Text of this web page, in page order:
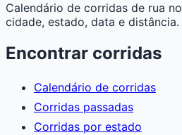
Calendário de corridas de rua
cidade, estado, data e distância.
Encontrar corridas
Calendário de corridas
Corridas passadas
Corridas por estado